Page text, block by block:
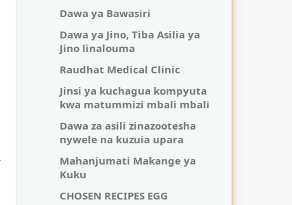
Dawa ya Bawasiri
Dawa ya Jino, Tiba Asilia ya
Jino linalouma
Raudhat Medical Clinic
Jinsi ya kuchagua kompyuta
kwa matummizi mbali mbali
Dawa za asili zinazootesha
nywele na kuzuia upara
Mahanjumati Makange ya
Kuku
CHOSEN RECIPES EGG